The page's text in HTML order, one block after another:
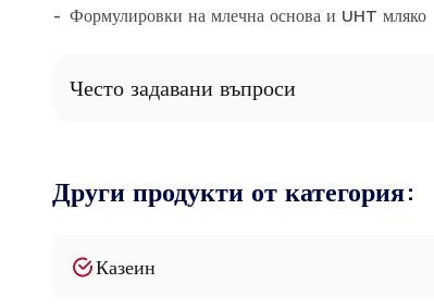
Формулировки на млечна основа и UHT мляко
Често задавани въпроси
Сертифициран ли е продуктът като халал/
Други продукти от категория:
Казеин